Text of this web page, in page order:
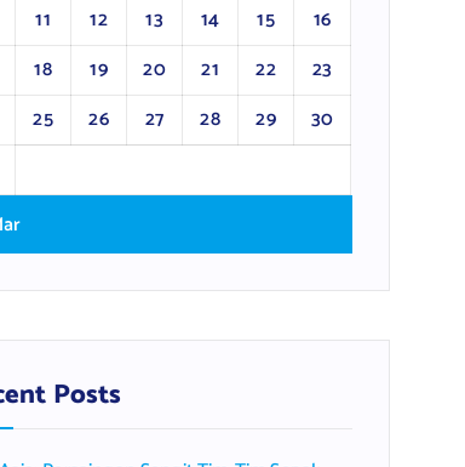
11 12 13 14 15
16
18 19 20 21 22
23
25 26 27 28 29
30
Posts